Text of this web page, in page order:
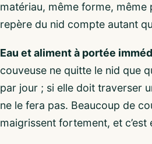
matériau, même forme, même
repère du nid compte autant
Eau et aliment à portée
couveuse ne quitte le nid que
par jour ; si elle doit traverser
ne le fera pas. Beaucoup de
maigrissent fortement, et c’est